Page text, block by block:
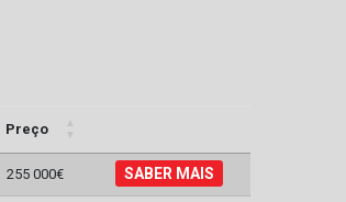
Preço
255 000€ SABER MAIS